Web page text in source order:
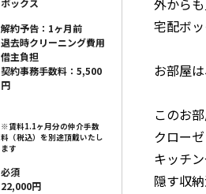
宅配ボ
お部屋
このお
クロー
キッチ
隠す収
ボックス
解約予告：1ヶ月前
退去時クリーニング費用
借主負担
契約事務手数料：5,500
円
※賃料1.1ヶ月分の仲介手数
料（税込）を別途頂戴いたし
ます
必須
22,000円